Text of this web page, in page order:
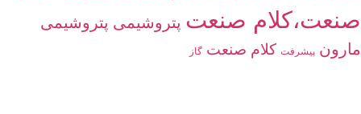
صنعت،کلام صنعت پتروشیمی پتروشیمی
مارون پیشرفت کلام صنعت گاز